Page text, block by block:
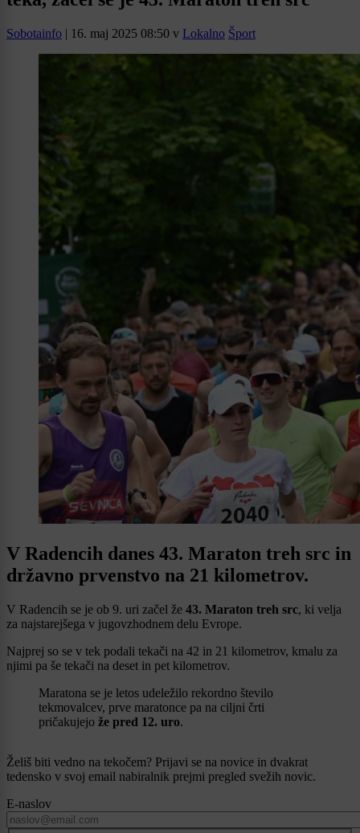
Sobotainfo | 16. maj 2025 08:50 v Lokalno Šport
V Radencih danes 43. Maraton treh src in
državno prvenstvo na 21 kilometrov.
V Radencih se je ob 9. uri začel že 43. Maraton treh src, ki velja
za najstarejšega v jugovzhodnem delu Evrope.
Najprej so se v tek podali tekači na 42 in 21 kilometrov, kmalu za
njimi pa še tekači na deset in pet kilometrov.
Maratona se je letos udeležilo rekordno število
tekmovalcev, prve maratonce pa na ciljni črti
pričakujejo že pred 12. uro.
Želiš biti vedno na tekočem? Prijavi se na novice in dvakrat
tedensko v svoj email nabiralnik prejmi pregled svežih novic.
E-naslov